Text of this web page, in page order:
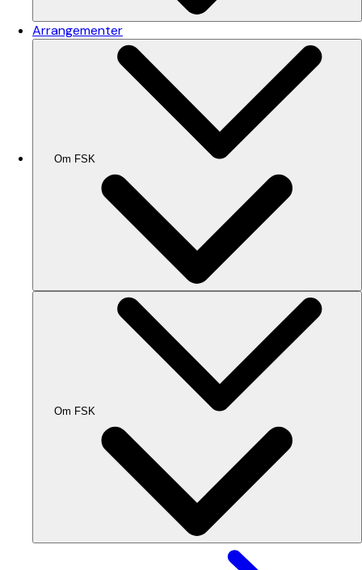
Arrangementer
Om FSK
Om FSK